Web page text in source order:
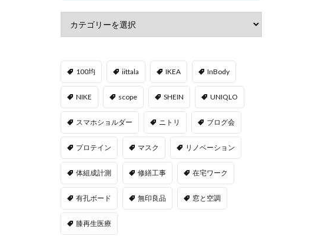
100均 iittala IKEA InBody
NIKE scope SHEIN UNIQLO
スマホショルダー ニトリ ブログ会
プロテイン マスク リノベーション
体組成計測 修繕工事 在宅ワーク
有孔ボード 無印良品 窓と空調
膝再生医療